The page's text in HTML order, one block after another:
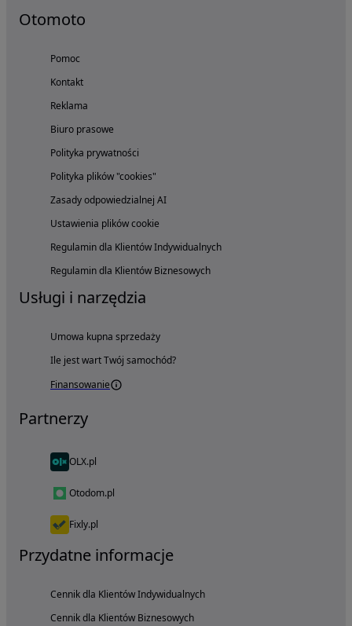
Otomoto
Pomoc
Kontakt
Reklama
Biuro prasowe
Polityka prywatności
Polityka plików "cookies"
Zasady odpowiedzialnej AI
Ustawienia plików cookie
Regulamin dla Klientów Indywidualnych
Regulamin dla Klientów Biznesowych
Usługi i narzędzia
Umowa kupna sprzedaży
Ile jest wart Twój samochód?
Finansowanie
Partnerzy
OLX.pl
Otodom.pl
Fixly.pl
Przydatne informacje
Cennik dla Klientów Indywidualnych
Cennik dla Klientów Biznesowych